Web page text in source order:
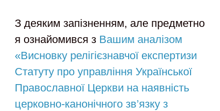
З деяким запізненням, але предметно
я ознайомився з Вашим аналізом
«Висновку релігієзнавчої експертизи
Статуту про управління Української
Православної Церкви на наявність
церковно-канонічного зв’язку з